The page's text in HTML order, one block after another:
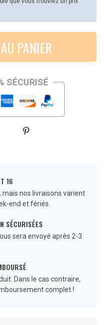
PANIER
SÉCURISÉ
16
nos livraisons varient
end et fériés.
SÉCURISÉES
sera envoyé après 2-3
Dans le cas contraire,
complet !